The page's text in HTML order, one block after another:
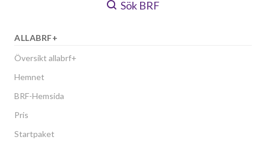
Sök BRF
ALLABRF+
Översikt allabrf+
Hemnet
BRF-Hemsida
Pris
Startpaket